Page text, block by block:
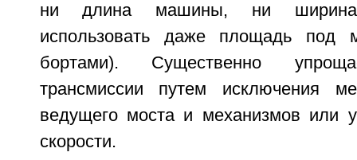
ни длина машины, ни
использовать даже площадь
бортами). Существенно
трансмиссии путем исключения
ведущего моста и механизмов или
скорости.